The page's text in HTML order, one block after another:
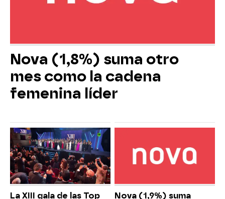
Nova (1,8%) suma otro
mes como la cadena
femenina líder
La XIII gala de las Top
Nova (1,9%) suma